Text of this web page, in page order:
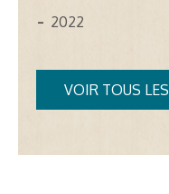
2022
VOIR TOUS